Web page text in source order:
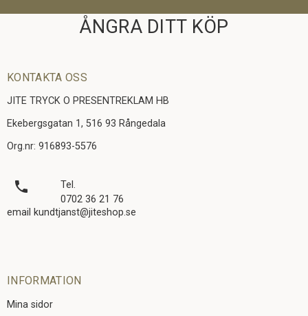
ÅNGRA DITT KÖP
KONTAKTA OSS
JITE TRYCK O PRESENTREKLAM HB
Ekebergsgatan 1, 516 93 Rångedala
Org.nr: 916893-5576
local_phone
Tel.
0702 36 21 76
email kundtjanst@jiteshop.se
INFORMATION
Mina sidor